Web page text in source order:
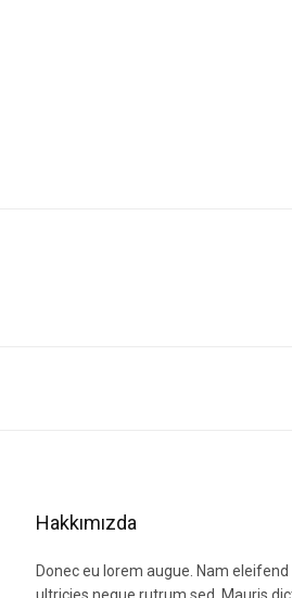
Hakkımızda
Donec eu lorem augue. Nam eleifend